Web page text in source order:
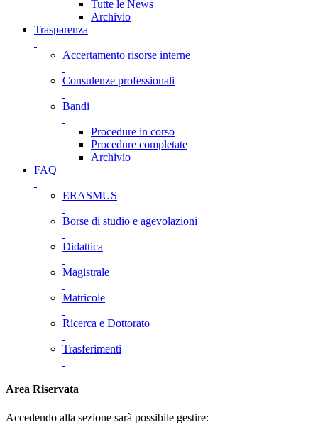
Tutte le News
Archivio
Trasparenza
Accertamento risorse interne
Consulenze professionali
Bandi
Procedure in corso
Procedure completate
Archivio
FAQ
ERASMUS
Borse di studio e agevolazioni
Didattica
Magistrale
Matricole
Ricerca e Dottorato
Trasferimenti
Area Riservata
Accedendo alla sezione sarà possibile gestire: